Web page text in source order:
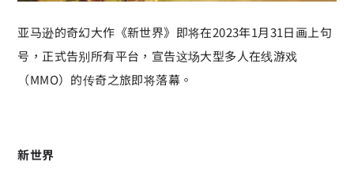
亚马逊的奇幻大作《新世界》即将在2023年1月31日画上句
号，正式告别所有平台，宣告这场大型多人在线游戏
（MMO）的传奇之旅即将落幕。
新世界